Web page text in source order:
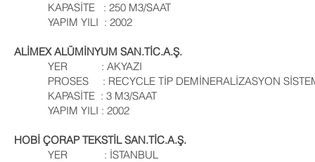
KAPASİTE : 250 M3/SAAT
YAPIM YILI : 2002
ALİMEX ALÜMİNYUM SAN.TİC.A.Ş.
YER : AKYAZI
PROSES : RECYCLE TİP DEMİNERALİZASYON
KAPASİTE : 3 M3/SAAT
YAPIM YILI : 2002
HOBİ ÇORAP TEKSTİL SAN.TİC.A.Ş.
YER : İSTANBUL